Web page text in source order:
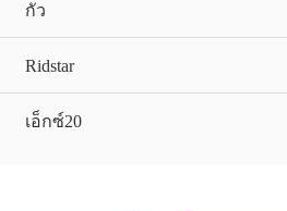
กัว
Ridstar
เอ็กซ์20